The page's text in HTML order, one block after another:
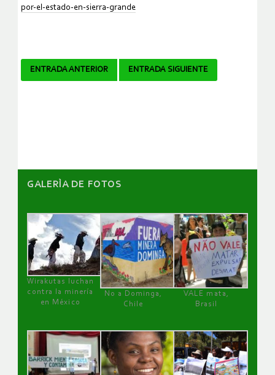
por-el-estado-en-sierra-grande
Navegador
ENTRADA ANTERIOR ENTRADA SIGUIENTE
GALERÌA DE FOTOS
Wirakutas luchan
contra la minería
en México
No a Dominga,
Chile
VALE mata,
Brasil